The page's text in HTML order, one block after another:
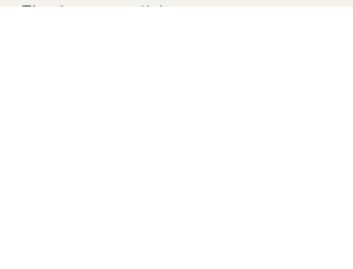
Términos y condiciones